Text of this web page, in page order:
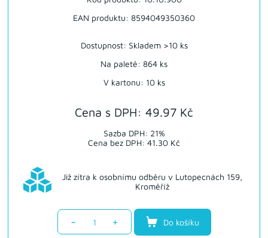
Cena s DPH: 49.97 Kč
Sazba DPH: 21%
Cena bez DPH: 41.30 Kč
EAN produktu: 8594049350360
Již zítra k osobnímu odběru v Lutopecnách 159,
Kroměříž
Dostupnost: Skladem >10 ks
Na paletě: 864 ks
V kartonu: 10 ks
- + Do košíku